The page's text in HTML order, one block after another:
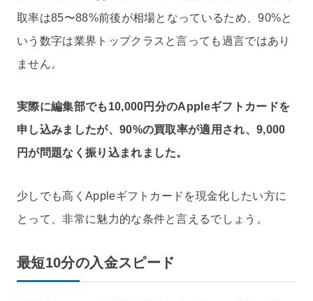
取率は85〜88%前後が相場となっているため、90%と
いう数字は業界トップクラスと言っても過言ではあり
ません。
実際に編集部でも10,000円分のAppleギフトカードを
申し込みましたが、90%の買取率が適用され、9,000
円が問題なく振り込まれました。
少しでも高くAppleギフトカードを現金化したい方に
とって、非常に魅力的な条件と言えるでしょう。
最短10分の入金スピード